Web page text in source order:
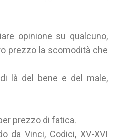
opinione su qualcuno,
prezzo la scomodità che
là del bene e del male,
prezzo di fatica.
da Vinci, Codici, XV-XVI